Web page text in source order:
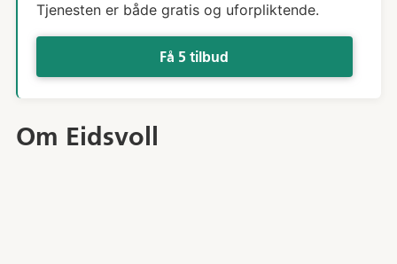
Tjenesten er både gratis og uforpliktende.
Få 5 tilbud
Om Eidsvoll